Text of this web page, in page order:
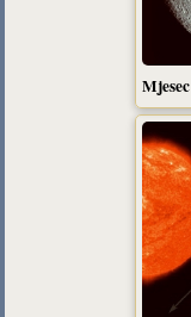
Mjesec